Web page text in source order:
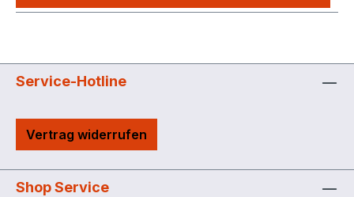
Service-Hotline
Vertrag widerrufen
Shop Service